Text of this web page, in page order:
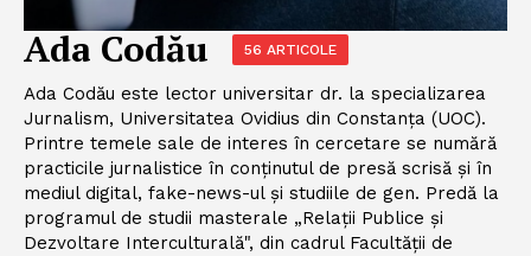
Ada Codău 56 ARTICOLE
Ada Codău este lector universitar dr. la specializarea
Jurnalism, Universitatea Ovidius din Constanța (UOC).
Printre temele sale de interes în cercetare se numără
practicile jurnalistice în conținutul de presă scrisă și în
mediul digital, fake-news-ul și studiile de gen. Predă la
programul de studii masterale „Relații Publice și
Dezvoltare Interculturală", din cadrul Facultății de